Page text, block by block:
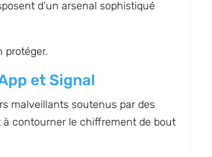
d’un arsenal sophistiqué
protéger.
et Signal
malveillants soutenus par des
contourner le chiffrement de bout